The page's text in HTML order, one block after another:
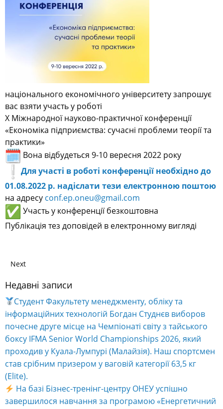
національного економічного університету запрошує
вас взяти участь у роботі
Х Міжнародної науково-практичної конференції
«Економіка підприємства: сучасні проблеми теорії та
практики»
Вона відбудеться 9-10 вересня 2022 року
Для участі в роботі конференції необхідно до
01.08.2022 р. надіслати тези електронною поштою
на адресуconf.ep.oneu@gmail.com
Участь у конференції безкоштовна
Публікація тез доповідей в електронному вигляді
Недавні записи
інформаційних технологій Богдан Студнєв виборов
почесне друге місце на Чемпіонаті світу з тайського
боксу IFMA Senior World Championships 2026, який
проходив у Куала-Лумпурі (Малайзія). Наш спортсмен
став срібним призером у ваговій категорії 63,5 кг
(Elite).
На базі Бізнес-тренінг-центру ОНЕУ успішно
завершилося навчання за програмою «Енергетичний
менеджмент».
Erasmus + KA107 Exchange programme. З 3го липня